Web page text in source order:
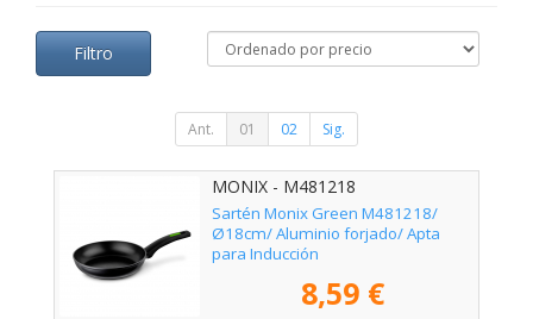
Filtro
Ant. 01 02 Sig.
MONIX - M481218
Sartén Monix Green M481218/
Ø18cm/ Aluminio forjado/ Apta
para Inducción
8,59 €